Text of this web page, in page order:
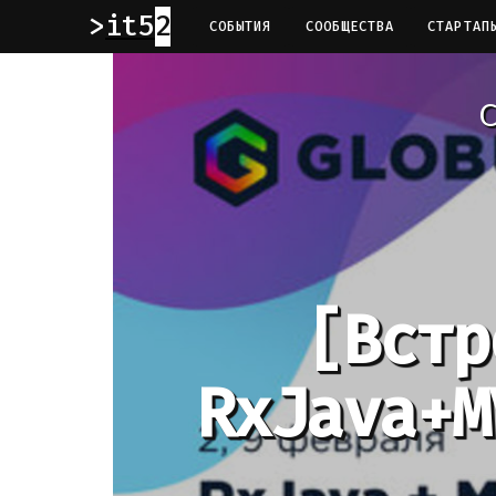
it52 СОБЫТИЯ СООБЩЕСТВА